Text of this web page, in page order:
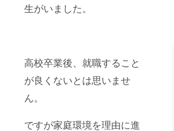
生がいました。
高校卒業後、就職すること
が良くないとは思いませ
ん。
ですが家庭環境を理由に進